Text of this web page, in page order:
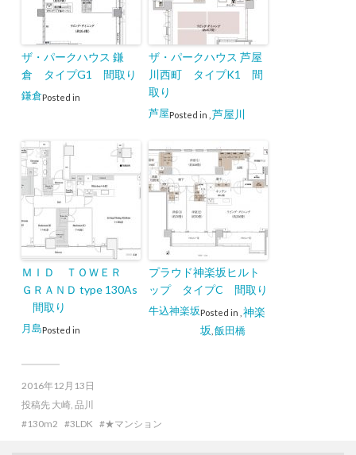
ザ・パークハウス 鎌
倉 タイプG1 間取り
Posted in
鎌倉
ザ・パークハウス 芦屋
川西町 タイプK1 間
取り
Posted in
芦屋 芦屋川
ＭＩＤ ＴＯＷＥＲ
ＧＲＡＮＤ type 130As
間取り
Posted in
月島
プラウド神楽坂ヒルト
ップ タイプC 間取り
Posted in
牛込神楽坂
神楽
坂 飯田橋
2016年12月13日
投稿先 大崎 品川
130m2
3LDK ★マンション